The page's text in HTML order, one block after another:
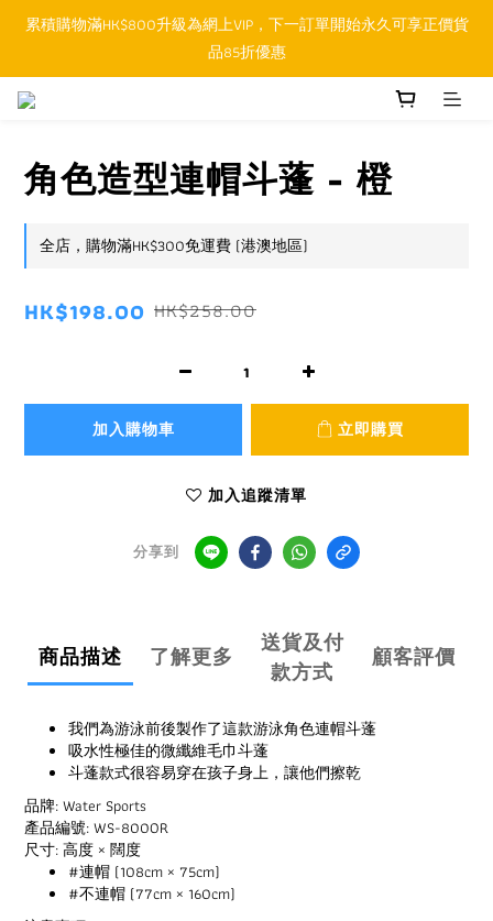
順豐香港SFHK APP取件通知功能將取代SMS短訊
累積購物滿HK$800升級為網上VIP，下一訂單開始永久可享正價貨
品85折優惠
順豐香港SFHK APP取件通知功能將取代SMS短訊
角色造型連帽斗蓬 - 橙
全店，購物滿HK$300免運費 (港澳地區)
HK$198.00 HK$258.00
加入購物車 立即購買
加入追蹤清單
分享到
商品描述 了解更多
送貨及付
款方式
顧客評價
我們為游泳前後製作了這款游泳角色連帽斗蓬
吸水性極佳的微纖維毛巾斗蓬
斗蓬款式很容易穿在孩子身上，讓他們擦乾
品牌: Water Sports
產品編號: WS-800OR
尺寸: 高度 × 闊度
#連帽 (108cm × 75cm)
#不連帽 (77cm × 160cm)